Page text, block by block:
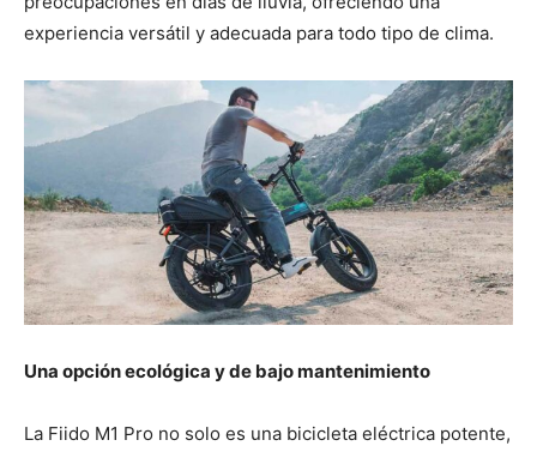
experiencia versátil y adecuada para todo tipo de clima.
Una opción ecológica y de bajo mantenimiento
La Fiido M1 Pro no solo es una bicicleta eléctrica potente,